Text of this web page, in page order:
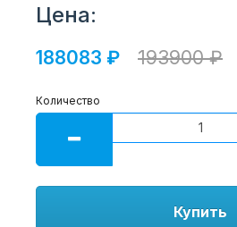
Цена:
188083 ₽ 193900 ₽
Количество
Купить